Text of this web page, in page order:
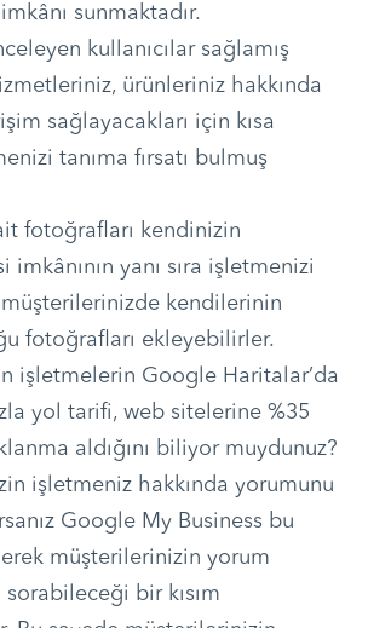
sunmaktadır.
kullanıcılar sağlamış
ürünleriniz hakkında
sağlayacakları için kısa
tanıma fırsatı bulmuş
fotoğrafları kendinizin
imkânının yanı sıra işletmenizi
kendilerinin
fotoğrafları ekleyebilirler.
işletmelerin Google Haritalar’da
yol tarifi, web sitelerine %35
aldığını biliyor muydunuz?
işletmeniz hakkında yorumunu
Google My Business bu
müşterilerinizin yorum
bir kısım